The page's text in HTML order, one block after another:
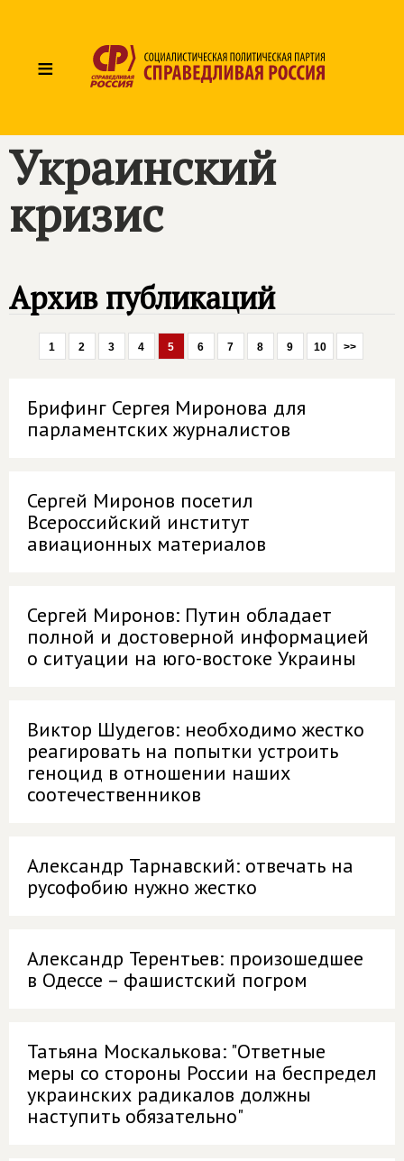
≡
Украинский
кризис
Архив публикаций
1 2 3 4 5 6 7 8 9 10 >>
Брифинг Сергея Миронова для
парламентских журналистов
Сергей Миронов посетил
Всероссийский институт
авиационных материалов
Сергей Миронов: Путин обладает
полной и достоверной информацией
о ситуации на юго-востоке Украины
Виктор Шудегов: необходимо жестко
реагировать на попытки устроить
геноцид в отношении наших
соотечественников
Александр Тарнавский: отвечать на
русофобию нужно жестко
Александр Терентьев: произошедшее
в Одессе – фашистский погром
Татьяна Москалькова: "Ответные
меры со стороны России на беспредел
украинских радикалов должны
наступить обязательно"